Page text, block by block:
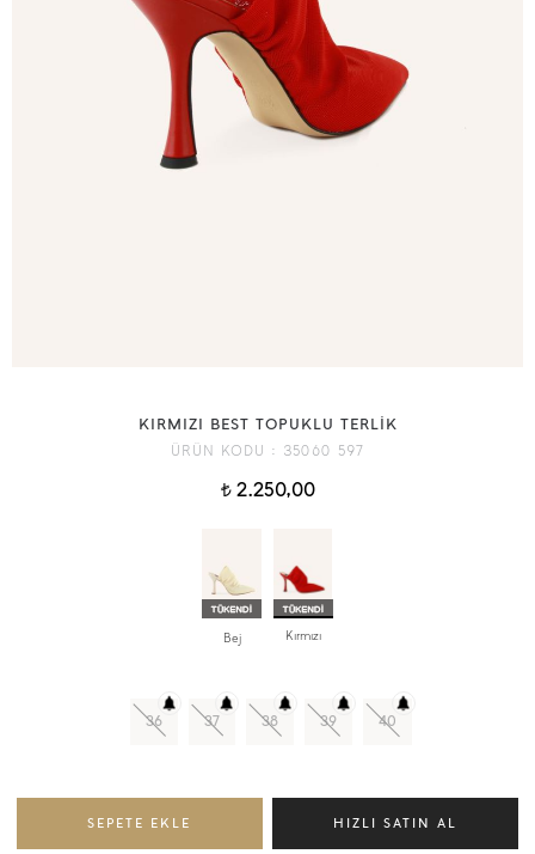
KIRMIZI BEST TOPUKLU TERLİK
ÜRÜN KODU : 35060 597
t2.250,00
Bej Kırmızı
36 37 38 39 40